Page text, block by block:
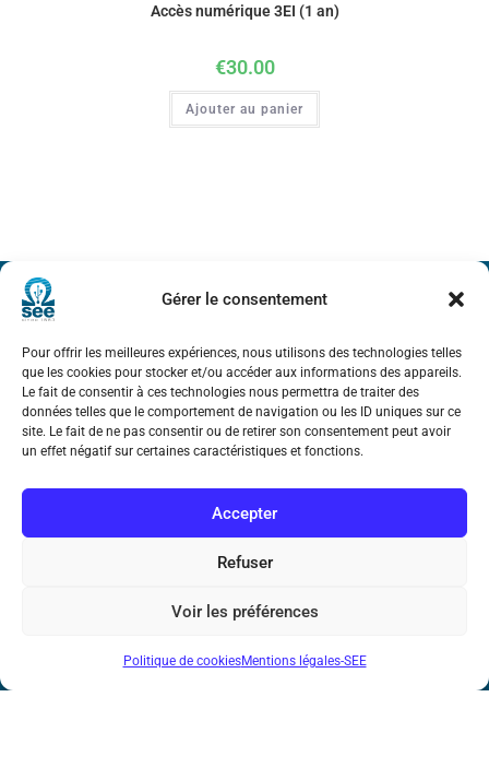
Gérer le consentement
Pour offrir les meilleures expériences, nous utilisons des technologies telles
que les cookies pour stocker et/ou accéder aux informations des appareils.
Le fait de consentir à ces technologies nous permettra de traiter des
données telles que le comportement de navigation ou les ID uniques sur ce
site. Le fait de ne pas consentir ou de retirer son consentement peut avoir
un effet négatif sur certaines caractéristiques et fonctions.
Accepter
Refuser
Voir les préférences
Politique de cookiesMentions légales-SEE
Accès numérique 3EI (1 an)
€30.00
Ajouter au panier
Bicentenaire des découvertes d’André-
Société de l’Electricité, de l’Electronique et des Technologies
de l’Information et de la Communication
17 rue de l’Amiral Hamelin75116 Paris
Métro : « Boissière » Ligne 6 et « Iéna » Ligne 9
Téléphone : (+33) 1 56 90 37 17
N° de SIREN : 785 393 232, Code APE : 9412Z TVA intra-
communautaire : FR44 785 393 232